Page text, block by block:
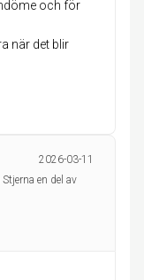
och för
när det blir
2026-03-11
en del av